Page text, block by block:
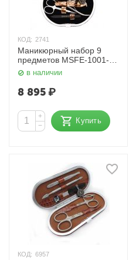
КОД: 2741
Маникюрный набор 9
предметов MSFE-1001-1
SM Zinger
в наличии
8 895₽
+
−
Купить
КОД: 6957